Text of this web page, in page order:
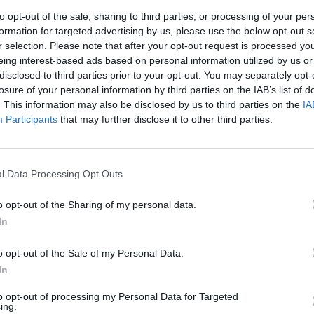
opt-out of the sale, sharing to third parties, or processing of your
for targeted advertising by us, please use the below opt-out
selection. Please note that after your opt-out request is processed
interest-based ads based on personal information utilized by us
to third parties prior to your opt-out. You may separately
of your personal information by third parties on the IAB’s list of
This information may also be disclosed by us to third parties on the
Participants that may further disclose it to other third parties.
Data Processing Opt Outs
opt-out of the Sharing of my personal data.
opt-out of the Sale of my Personal Data.
opt-out of processing my Personal Data for Targeted
προσκύνησα»
την προστάτευσε από τα χειρότερα:
από το ατύχημα ήταν ο
αμέσως στο νοσοκομείο, μου έκαναν αξονικό
εντάξει, εκτός από ένα κάταγμα στο στέρνο
παίκτρια του «Bachelor.